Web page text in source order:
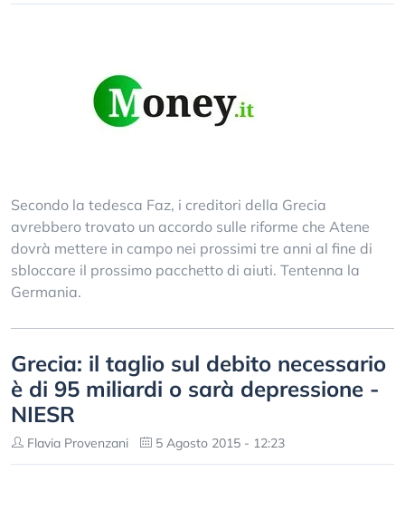
Secondo la tedesca Faz, i creditori della Grecia
avrebbero trovato un accordo sulle riforme che Atene
dovrà mettere in campo nei prossimi tre anni al fine di
sbloccare il prossimo pacchetto di aiuti. Tentenna la
Germania.
Grecia: il taglio sul debito necessario
è di 95 miliardi o sarà depressione -
NIESR
Flavia Provenzani 5 Agosto 2015 - 12:23